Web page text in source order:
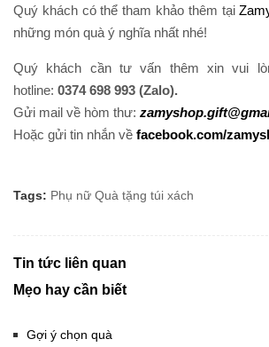
Mẹo hay cần biết
Gợi ý chọn quà
Quý khách có thể tham khảo thêm tại
những món quà ý nghĩa nhất nhé!
Quý khách cần tư vấn thêm xin vui
hotline: 0374 698 993 (Zalo).
Gửi mail về hòm thư:
Hoặc gửi tin nhắn về facebook.com/
Tags: Phụ nữ Quà tặng túi xách
Tin tức liên quan